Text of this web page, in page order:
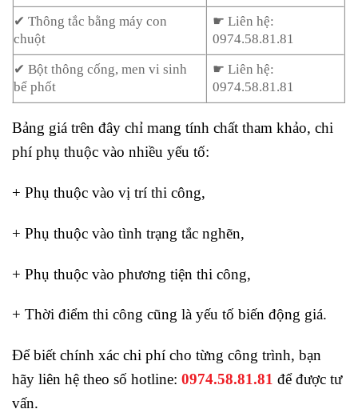
✔ Thông tắc bằng máy con
chuột
☛ Liên hệ:
0974.58.81.81
✔ Bột thông cống, men vi sinh
bể phốt
☛ Liên hệ:
0974.58.81.81
Bảng giá trên đây chỉ mang tính chất tham khảo, chi
phí phụ thuộc vào nhiều yếu tố:
+ Phụ thuộc vào vị trí thi công,
+ Phụ thuộc vào tình trạng tắc nghẽn,
+ Phụ thuộc vào phương tiện thi công,
+ Thời điểm thi công cũng là yếu tố biến động giá.
Để biết chính xác chi phí cho từng công trình, bạn
hãy liên hệ theo số hotline: 0974.58.81.81 để được tư
vấn.